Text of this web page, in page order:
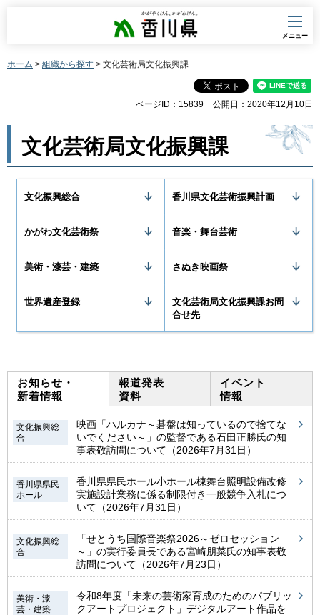
香川県
メニュー
ホーム > 組織から探す > 文化芸術局文化振興課
ページID：15839 公開日：2020年12月10日
文化芸術局文化振興課
文化振興総合 香川県文化芸術振興計画
かがわ文化芸術祭 音楽・舞台芸術
美術・漆芸・建築 さぬき映画祭
世界遺産登録
文化芸術局文化振興課お問
合せ先
お知らせ・
新着情報
文化振興総
合
映画「ハルカナ～碁盤は知っているので捨てな
いでください～」の監督である石田正勝氏の知
事表敬訪問について（2026年7月31日）
香川県県民
ホール
香川県県民ホール小ホール棟舞台照明設備改修
実施設計業務に係る制限付き一般競争入札につ
いて（2026年7月31日）
文化振興総
合
「せとうち国際音楽祭2026～ゼロセッション
～」の実行委員長である宮崎朋菜氏の知事表敬
訪問について（2026年7月23日）
美術・漆
芸・建築
令和8年度「未来の芸術家育成のためのパブリッ
クアートプロジェクト」デジタルアート作品を
報道発表
資料
イベント
情報